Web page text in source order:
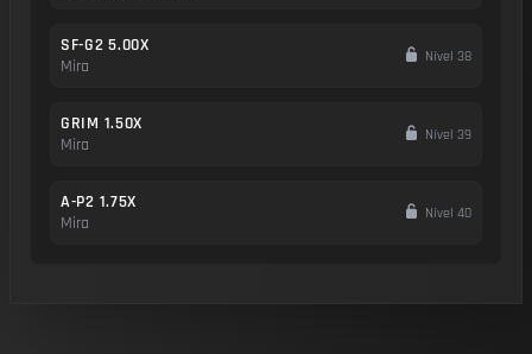
SF-G2 5.00X
Mira
Nível 38
GRIM 1.50X
Mira
Nível 39
A-P2 1.75X
Mira
Nível 40